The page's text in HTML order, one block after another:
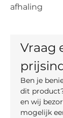
afhaling
Vraag
Ben je
dit
en wij
mogelijk